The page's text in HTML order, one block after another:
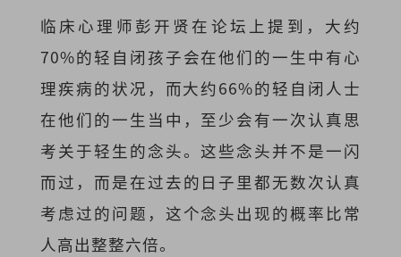
临床心理师彭开贤在论坛上提到，大约
70%的轻自闭孩子会在他们的一生中有心
理疾病的状况，而大约66%的轻自闭人士
在他们的一生当中，至少会有一次认真思
考关于轻生的念头。这些念头并不是一闪
而过，而是在过去的日子里都无数次认真
考虑过的问题，这个念头出现的概率比常
人高出整整六倍。